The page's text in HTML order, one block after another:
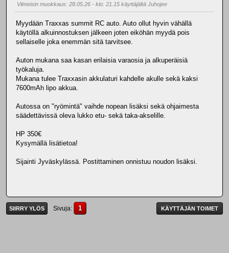
Viimeisin muokkaus: 28.05.26 - klo: 21.15 käyttäjältä Juhojee
Myydään Traxxas summit RC auto. Auto ollut hyvin vähällä
käytöllä alkuinnostuksen jälkeen joten eiköhän myydä pois
sellaiselle joka enemmän sitä tarvitsee.
Auton mukana saa kasan erilaisia varaosia ja alkuperäisiä
työkaluja.
Mukana tulee Traxxasin akkulaturi kahdelle akulle sekä kaksi
7600mAh lipo akkua.
Autossa on "ryömintä" vaihde nopean lisäksi sekä ohjaimesta
säädettävissä oleva lukko etu- sekä taka-akselille.
HP 350€
Kysymällä lisätietoa!
Sijainti Jyväskylässä. Postittaminen onnistuu noudon lisäksi.
SIIRRY YLÖS Sivuja 1 KÄYTTÄJÄN TOIMET